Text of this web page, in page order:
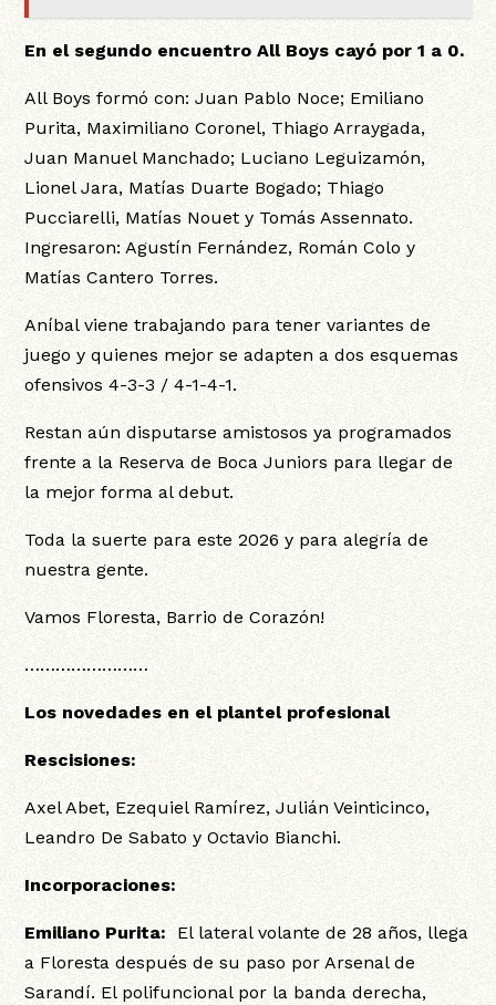
En el segundo encuentro All Boys cayó por 1 a 0.
All Boys formó con: Juan Pablo Noce; Emiliano
Purita, Maximiliano Coronel, Thiago Arraygada,
Juan Manuel Manchado; Luciano Leguizamón,
Lionel Jara, Matías Duarte Bogado; Thiago
Pucciarelli, Matías Nouet y Tomás Assennato.
Ingresaron: Agustín Fernández, Román Colo y
Matías Cantero Torres.
Aníbal viene trabajando para tener variantes de
juego y quienes mejor se adapten a dos esquemas
ofensivos 4-3-3 / 4-1-4-1.
Restan aún disputarse amistosos ya programados
frente a la Reserva de Boca Juniors para llegar de
la mejor forma al debut.
Toda la suerte para este 2026 y para alegría de
nuestra gente.
Vamos Floresta, Barrio de Corazón!
……………………
Los novedades en el plantel profesional
Rescisiones:
Axel Abet, Ezequiel Ramírez, Julián Veinticinco,
Leandro De Sabato y Octavio Bianchi.
Incorporaciones:
Emiliano Purita: El lateral volante de 28 años, llega
a Floresta después de su paso por Arsenal de
Sarandí. El polifuncional por la banda derecha,